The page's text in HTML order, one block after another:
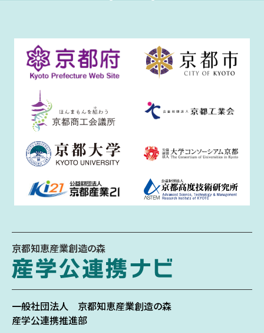
京都知恵産業創造の森
一般社団法人 京都知恵産業創造の森
産学公連携推進部